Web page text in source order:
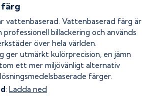
färg
vattenbaserad. Vattenbaserad färg är
billackering och används
över hela världen.
ger utmärkt kulörprecision, en jämn
ett mer miljövänligt alternativ
färger.
: Ladda ned